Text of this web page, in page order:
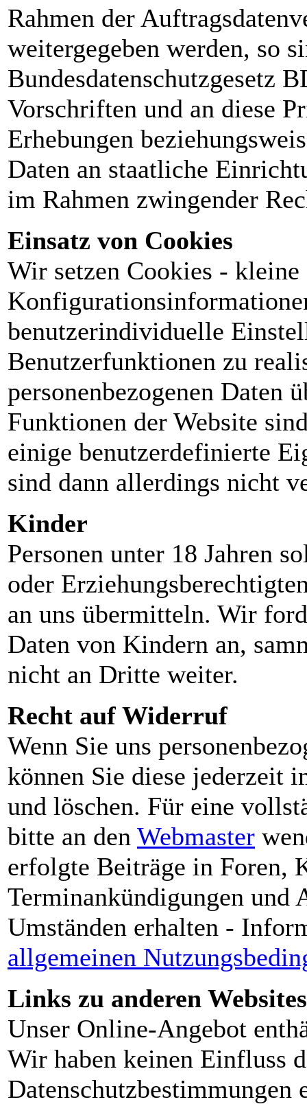
Rahmen der
weitergegeben werden, so
Bundesdatenschutzgesetz
Vorschriften und an diese
Erhebungen
Daten an staatliche
im Rahmen zwingender
Einsatz von Cookies
Wir setzen Cookies -
benutzerindividuelle
Benutzerfunktionen zu
personenbezogenen Daten
Funktionen der Website
einige benutzerdefinierte
sind dann allerdings nicht
Kinder
Personen unter 18 Jahren
oder
an uns übermitteln. Wir
Daten von Kindern an,
nicht an Dritte weiter.
Recht auf Widerruf
Wenn Sie uns
können Sie diese jederzeit
und löschen. Für eine
bitte an den Webmaster
erfolgte Beiträge in Foren,
Terminankündigungen
Umständen erhalten -
allgemeinen
Links zu anderen Websites
Unser Online-Angebot
Wir haben keinen Einfluss
Datenschutzbestimmungen